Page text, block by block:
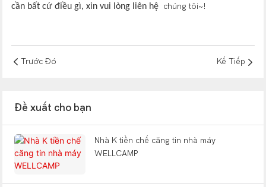
cần bất cứ điều gì, xin vui lòng liên hệ chúng tôi~!
Trước Đó Kế Tiếp
Đề xuất cho bạn
Nhà K tiền chế căng tin nhà máy
WELLCAMP